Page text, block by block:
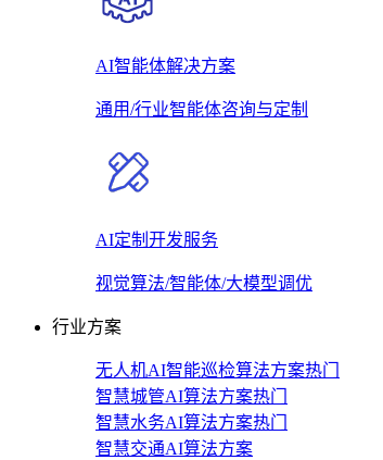
AI智能体解决方案
通用/行业智能体咨询与定制
AI定制开发服务
视觉算法/智能体/大模型调优
行业方案
无人机AI智能巡检算法方案热门
智慧城管AI算法方案热门
智慧水务AI算法方案热门
智慧交通AI算法方案